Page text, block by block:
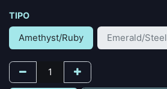
TIPO
Amethyst/Ruby Emerald/Steel